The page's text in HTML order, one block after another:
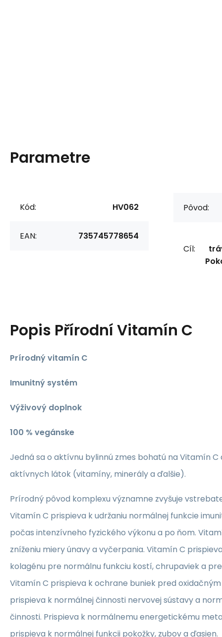
Parametre
Kód: HV062
EAN: 735745778654
Pôvod:
Cíl:
Popis Přírodní Vitamín C
Prírodný vitamín C
Imunitný systém
Výživový doplnok
100 % vegánske
Jedná sa o aktívnu bylinnú zmes bohatú na Vitamín
aktívnych látok (vitamíny, minerály a ďalšie).
Prírodný pôvod komplexu významne zvyšuje
Vitamín C prispieva k udržaniu normálnej funkcie
počas intenzívneho fyzického výkonu a po ňom.
zníženiu miery únavy a vyčerpania. Vitamín C
kolagénu pre normálnu funkciu kostí, chrupaviek a
Vitamín C prispieva k ochrane buniek pred
prispieva k normálnej činnosti nervovej sústavy a
činnosti. Prispieva k normálnemu energetickému
prispieva k normálnej funkcii pokožky, zubov a ďasien.